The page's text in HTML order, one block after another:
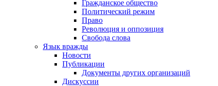
Гражданское общество
Политический режим
Право
Революция и оппозиция
Свобода слова
Язык вражды
Новости
Публикации
Документы других организаций
Дискуссии